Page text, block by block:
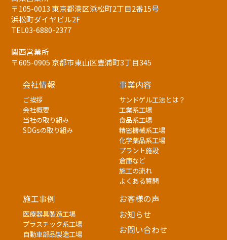
〒105-0013 東京都港区浜松町2丁目2番15号
浜松町ダイヤビル2F
TEL03-6880-2377
関西営業所
〒605-0905 京都市東山区豊浦町3丁目345
会社情報
ご挨拶
会社概要
当社の取り組み
SDGsの取り組み
事業内容
サンドゲル工法とは？
工業系工場
食品系工場
精密機械系工場
化学薬品系工場
プラント施設
倉庫など
施工の流れ
よくある質問
施工事例
医療器具製造工場
プラスチック系工場
自動車部品製造工場
お客様の声
お知らせ
お問い合わせ